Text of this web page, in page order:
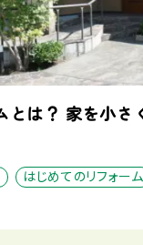
とは？ 家を小さ
はじめてのリフォーム